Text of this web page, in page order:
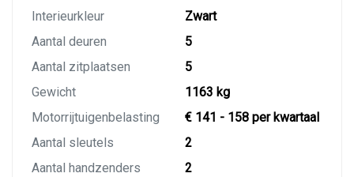
Interieurkleur
Zwart
Aantal deuren
5
Aantal zitplaatsen
5
Gewicht
1163 kg
Motorrijtuigenbelasting
€ 141 - 158 per kwartaal
Aantal sleutels
2
Aantal handzenders
2